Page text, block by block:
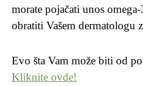
morate pojačati unos
obratiti Vašem dermatologu
Evo šta Vam može biti od
Kliknite ovde!